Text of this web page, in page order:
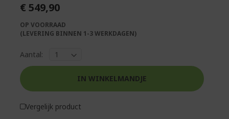
afbeeldingen-
gallerij
afbeeldingen-
gallerij
€ 549,90
OP VOORRAAD
(LEVERING BINNEN 1-3 WERKDAGEN)
Aantal:
IN WINKELMANDJE
Vergelijk product